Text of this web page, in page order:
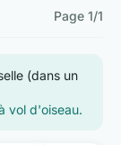
Page 1/1
(dans un
vol d'oiseau.